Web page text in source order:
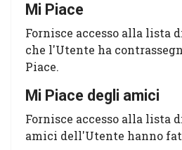
Mi Piace
Fornisce accesso alla lista
che l'Utente ha
Piace.
Mi Piace degli amici
Fornisce accesso alla lista
amici dell'Utente hanno